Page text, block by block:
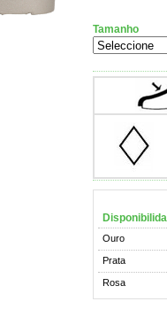
Tamanho
Ouro
Prata
Rosa